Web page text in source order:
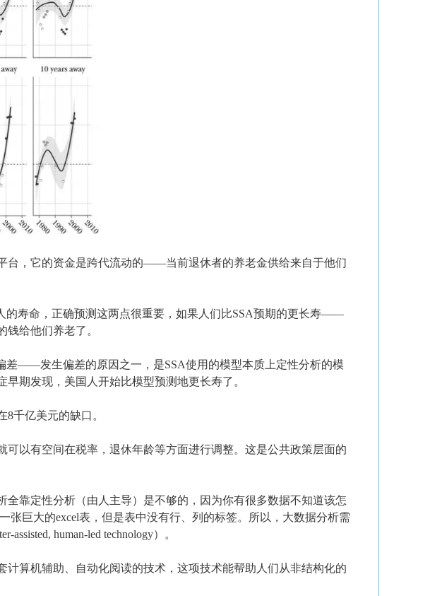
台，它的资金是跨代流动的——当前退休者的养老金供给来自于他们
的寿命，正确预测这两点很重要，如果人们比SSA预期的更长寿——
给他们养老了。
差——发生偏差的原因之一，是SSA使用的模型本质上定性分析的模
期发现，美国人开始比模型预测地更长寿了。
千亿美元的缺口。
以有空间在税率，退休年龄等方面进行调整。这是公共政策层面的
靠定性分析（由人主导）是不够的，因为你有很多数据不知道该怎
张巨大的excel表，但是表中没有行、列的标签。所以，大数据分析需
human-led technology）。
算机辅助、自动化阅读的技术，这项技术能帮助人们从非结构化的